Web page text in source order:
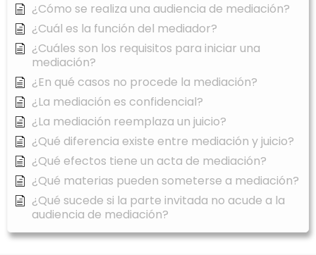
¿Cómo se realiza una audiencia de mediación?
¿Cuál es la función del mediador?
¿Cuáles son los requisitos para iniciar una
mediación?
¿En qué casos no procede la mediación?
¿La mediación es confidencial?
¿La mediación reemplaza un juicio?
¿Qué diferencia existe entre mediación y juicio?
¿Qué efectos tiene un acta de mediación?
¿Qué materias pueden someterse a mediación?
¿Qué sucede si la parte invitada no acude a la
audiencia de mediación?